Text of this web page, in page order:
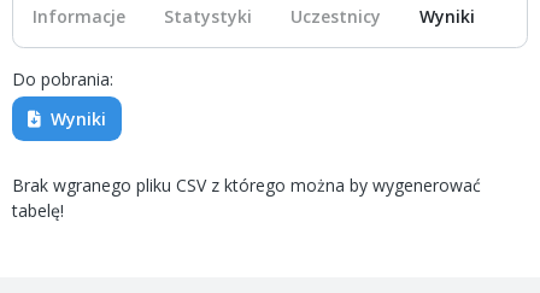
Informacje Statystyki Uczestnicy Wyniki
Do pobrania:
Wyniki
Brak wgranego pliku CSV z którego można by wygenerować
tabelę!